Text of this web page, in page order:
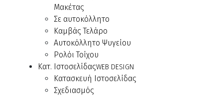
Μακέτας
Σε αυτοκόλλητο
Καμβάς Τελάρο
Αυτοκόλλητο Ψυγείου
Ρολόι Τοίχου
Κατ. ΙστοσελίδαςWEB DESIGN
Κατασκευή Ιστοσελίδας
Σχεδιασμός